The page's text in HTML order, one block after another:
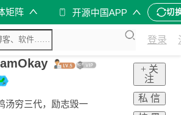
矩阵 开源中国APP 切
登录
汤穷三代，励志毁一
+ 关
注
私 信